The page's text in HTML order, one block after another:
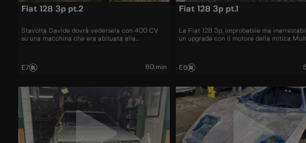
Fiat 128 3p pt.2
Stavolta Davide dovrà vedersela con 400 CV
su una macchina che era abituata alla
E7 60 min
Fiat 128 3p pt.1
La Fiat 128 3p, improbabile ma
un upgrade con il motore della mitica
E6